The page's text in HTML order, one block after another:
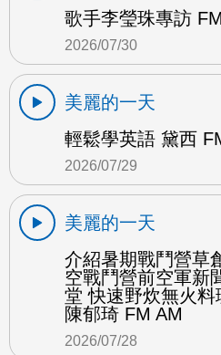
歌手李瑩珠專訪
2026/07/30
美麗的一天
輕鬆學英語 黛西
2026/07/29
美麗的一天
介紹暑期戰鬥營草
空戰鬥營前空軍新
堂 快速野炊無火料
陳郁琦 FM AM
2026/07/28